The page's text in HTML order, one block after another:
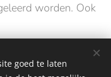
worden. Ook
goed te laten